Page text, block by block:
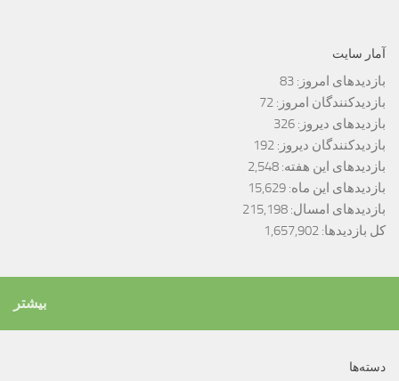
آمار سایت
بازدیدهای امروز: 83
بازدیدکنندگان امروز: 72
بازدیدهای دیروز: 326
بازدیدکنندگان دیروز: 192
بازدیدهای این هفته: 2,548
بازدیدهای این ماه: 15,629
بازدیدهای امسال: 215,198
کل بازدیدها: 1,657,902
بیشتر
دسته‌ها